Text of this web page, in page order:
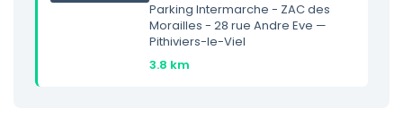
Parking Intermarche - ZAC des
Morailles - 28 rue Andre Eve —
Pithiviers-le-Viel
3.8 km